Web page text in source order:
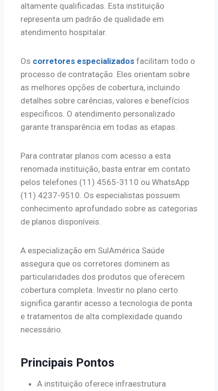
altamente qualificadas. Esta instituição
representa um padrão de qualidade em
atendimento hospitalar.
Os corretores especializados facilitam todo o
processo de contratação. Eles orientam sobre
as melhores opções de cobertura, incluindo
detalhes sobre carências, valores e benefícios
específicos. O atendimento personalizado
garante transparência em todas as etapas.
Para contratar planos com acesso a esta
renomada instituição, basta entrar em contato
pelos telefones (11) 4565-3110 ou WhatsApp
(11) 4237-9510. Os especialistas possuem
conhecimento aprofundado sobre as categorias
de planos disponíveis.
A especialização em SulAmérica Saúde
assegura que os corretores dominem as
particularidades dos produtos que oferecem
cobertura completa. Investir no plano certo
significa garantir acesso a tecnologia de ponta
e tratamentos de alta complexidade quando
necessário.
Principais Pontos
A instituição oferece infraestrutura